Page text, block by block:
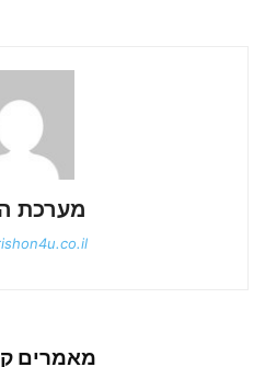
מערכת
מאמרים